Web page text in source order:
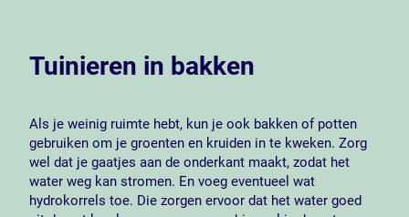
Tuinieren in bakken
Als je weinig ruimte hebt, kun je ook bakken of potten
gebruiken om je groenten en kruiden in te kweken. Zorg
wel dat je gaatjes aan de onderkant maakt, zodat het
water weg kan stromen. En voeg eventueel wat
hydrokorrels toe. Die zorgen ervoor dat het water goed